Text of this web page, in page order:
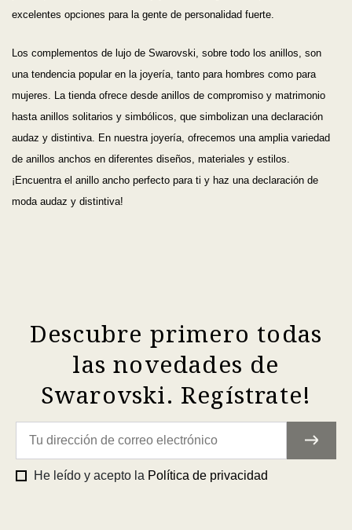
excelentes opciones para la gente de personalidad fuerte.
Los complementos de lujo de Swarovski, sobre todo los anillos, son
una tendencia popular en la joyería, tanto para hombres como para
mujeres. La tienda ofrece desde anillos de compromiso y matrimonio
hasta anillos solitarios y simbólicos, que simbolizan una declaración
audaz y distintiva. En nuestra joyería, ofrecemos una amplia variedad
de anillos anchos en diferentes diseños, materiales y estilos.
¡Encuentra el anillo ancho perfecto para ti y haz una declaración de
moda audaz y distintiva!
Descubre primero todas
las novedades de
Swarovski. Regístrate!
He leído y acepto la Política de privacidad